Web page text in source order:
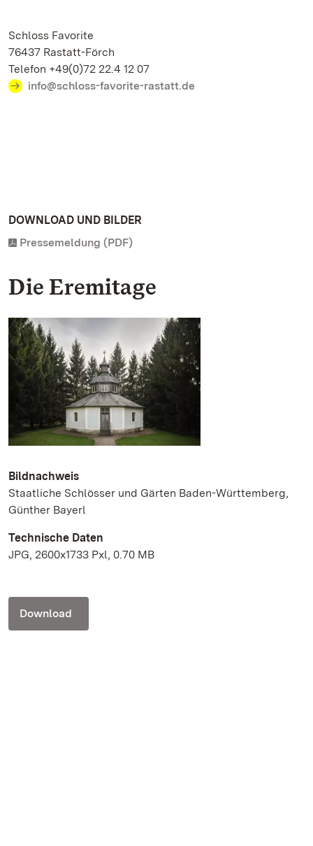
Schloss Favorite
76437 Rastatt-Förch
Telefon +49(0)72 22.4 12 07
info@schloss-favorite-rastatt.de
DOWNLOAD UND BILDER
Pressemeldung (PDF)
Die Eremitage
Bildnachweis
Staatliche Schlösser und Gärten Baden-Württemberg,
Günther Bayerl
Technische Daten
JPG, 2600x1733 Pxl, 0.70 MB
Download